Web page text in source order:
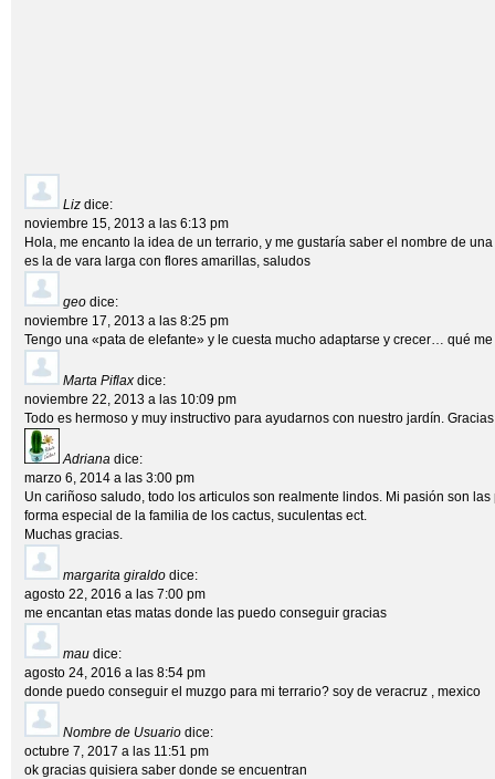
Liz dice:
noviembre 15, 2013 a las 6:13 pm
Hola, me encanto la idea de un terrario, y me gustaría saber el nombre de
es la de vara larga con flores amarillas, saludos
geo dice:
noviembre 17, 2013 a las 8:25 pm
Tengo una «pata de elefante» y le cuesta mucho adaptarse y crecer… qué
Marta Piflax dice:
noviembre 22, 2013 a las 10:09 pm
Todo es hermoso y muy instructivo para ayudarnos con nuestro jardín. Gracias
Adriana dice:
marzo 6, 2014 a las 3:00 pm
Un cariñoso saludo, todo los articulos son realmente lindos. Mi pasión son las
forma especial de la familia de los cactus, suculentas ect.
Muchas gracias.
margarita giraldo dice:
agosto 22, 2016 a las 7:00 pm
me encantan etas matas donde las puedo conseguir gracias
mau dice:
agosto 24, 2016 a las 8:54 pm
donde puedo conseguir el muzgo para mi terrario? soy de veracruz , mexico
Nombre de Usuario dice:
octubre 7, 2017 a las 11:51 pm
ok gracias quisiera saber donde se encuentran